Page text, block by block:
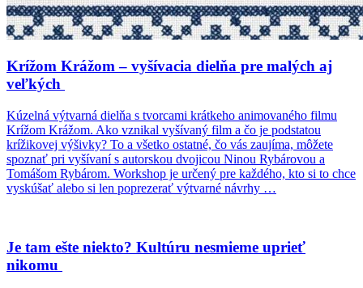
Krížom Krážom – vyšívacia dielňa pre malých aj
veľkých
Kúzelná výtvarná dielňa s tvorcami krátkeho animovaného filmu
Krížom Krážom. Ako vznikal vyšívaný film a čo je podstatou
krížikovej výšivky? To a všetko ostatné, čo vás zaujíma, môžete
spoznať pri vyšívaní s autorskou dvojicou Ninou Rybárovou a
Tomášom Rybárom. Workshop je určený pre každého, kto si to chce
vyskúšať alebo si len poprezerať výtvarné návrhy …
Je tam ešte niekto? Kultúru nesmieme uprieť
nikomu